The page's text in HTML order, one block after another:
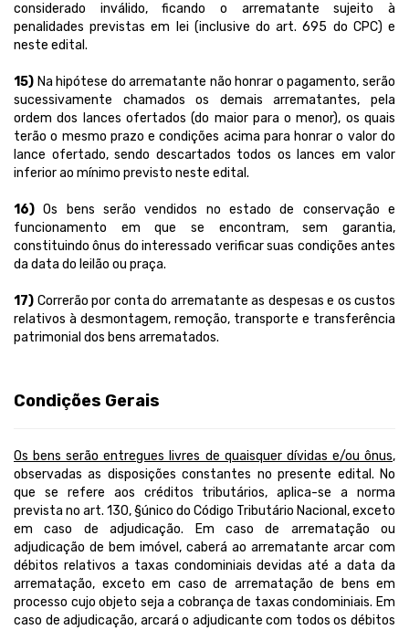
considerado inválido, ficando o arrematante sujeito à
penalidades previstas em lei (inclusive do art. 695 do CPC) e
neste edital.
15) Na hipótese do arrematante não honrar o pagamento, serão
sucessivamente chamados os demais arrematantes, pela
ordem dos lances ofertados (do maior para o menor), os quais
terão o mesmo prazo e condições acima para honrar o valor do
lance ofertado, sendo descartados todos os lances em valor
inferior ao mínimo previsto neste edital.
16) Os bens serão vendidos no estado de conservação e
funcionamento em que se encontram, sem garantia,
constituindo ônus do interessado verificar suas condições antes
da data do leilão ou praça.
17) Correrão por conta do arrematante as despesas e os custos
relativos à desmontagem, remoção, transporte e transferência
patrimonial dos bens arrematados.
Condições Gerais
Os bens serão entregues livres de quaisquer dívidas e/ou ônus,
observadas as disposições constantes no presente edital. No
que se refere aos créditos tributários, aplica-se a norma
prevista no art. 130, §único do Código Tributário Nacional, exceto
em caso de adjudicação. Em caso de arrematação ou
adjudicação de bem imóvel, caberá ao arrematante arcar com
débitos relativos a taxas condominiais devidas até a data da
arrematação, exceto em caso de arrematação de bens em
processo cujo objeto seja a cobrança de taxas condominiais. Em
caso de adjudicação, arcará o adjudicante com todos os débitos